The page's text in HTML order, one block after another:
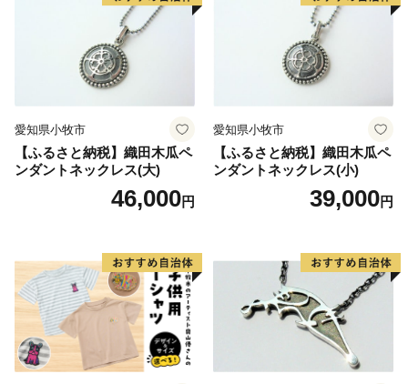
愛知県小牧市
【ふるさと納税】織田木瓜ペ
ンダントネックレス(大)
46,000円
愛知県小牧市
【ふるさと納税】織田木瓜ペ
ンダントネックレス(小)
39,000円